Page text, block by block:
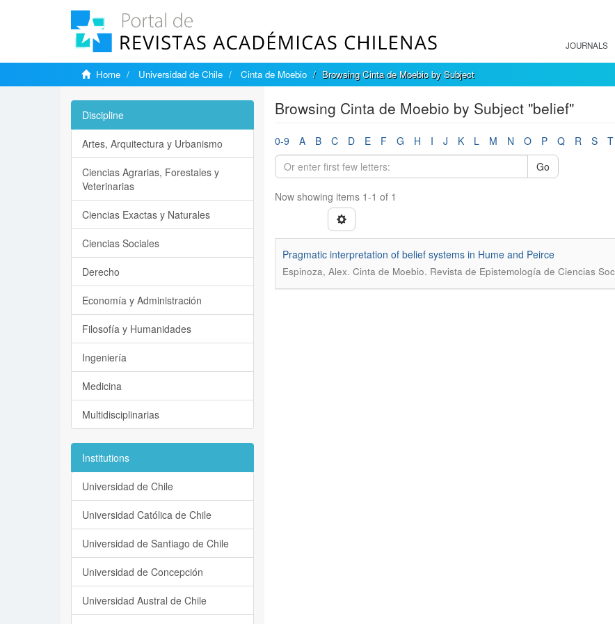
JOURNALS
Home Universidad de Chile Cinta de Moebio Browsing Cinta de Moebio by Subject
Browsing Cinta de Moebio by Subject "belief"
0-9 A B C D E F G H I J K L M N O P Q R S T
Go
Now showing items 1-1 of 1
Pragmatic interpretation of belief systems in Hume and Peirce
Espinoza, Alex. Cinta de Moebio. Revista de Epistemología de Ciencias
Discipline
Artes, Arquitectura y Urbanismo
Ciencias Agrarias, Forestales y
Veterinarias
Ciencias Exactas y Naturales
Ciencias Sociales
Derecho
Economía y Administración
Filosofía y Humanidades
Ingeniería
Medicina
Multidisciplinarias
Institutions
Universidad de Chile
Universidad Católica de Chile
Universidad de Santiago de Chile
Universidad de Concepción
Universidad Austral de Chile